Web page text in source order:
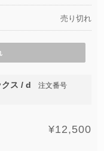
売り切れ
ス / d
注文番号
¥12,500